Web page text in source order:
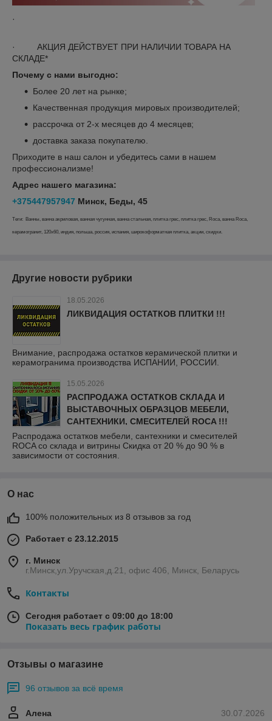
·
· АКЦИЯ ДЕЙСТВУЕТ ПРИ НАЛИЧИИ ТОВАРА НА
СКЛАДЕ*
Почему с нами выгодно:
Более 20 лет на рынке;
Качественная продукция мировых производителей;
рассрочка от 2-х месяцев до 4 месяцев;
доставка заказа покупателю.
Приходите в наш салон и убедитесь сами в нашем
профессионализме!
Адрес нашего магазина:
+375447957947 Минск, Беды, 45
Теги: Ванны, ванна акриловая, ванная чугунная, ванна стальная, плитка грес, плитка грес, Roca, ванна Roca,
керамогранит, 120х60, индия, польша, россия, испания, широкоформатная плитка, акции, скидки.
Другие новости рубрики
18.05.2026
ЛИКВИДАЦИЯ ОСТАТКОВ ПЛИТКИ !!!
Внимание, распродажа остатков керамической плитки и
керамогранима производства ИСПАНИИ, РОССИИ.
15.05.2026
РАСПРОДАЖА ОСТАТКОВ СКЛАДА И
ВЫСТАВОЧНЫХ ОБРАЗЦОВ МЕБЕЛИ,
САНТЕХНИКИ, СМЕСИТЕЛЕЙ ROCA !!!
Распродажа остатков мебели, сантехники и смесителей
ROCA со склада и витрины Скидка от 20 % до 90 % в
зависимости от состояния.
О нас
100% положительных из 8 отзывов за год
Работает с 23.12.2015
г. Минск
г.Минск,ул.Уручская,д.21, офис 406, Минск, Беларусь
Контакты
Сегодня работает с 09:00 до 18:00
Показать весь график работы
Отзывы о магазине
96 отзывов за всё время
30.07.2026
Алена